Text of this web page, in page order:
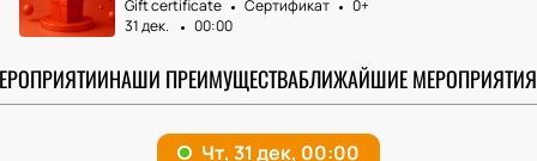
Gift certificate Сертификат
0+
31 дек.
00:00
НАШИ ПРЕИМУЩЕСТВАБЛИЖАЙШИЕ МЕРОПРИЯТИЯ